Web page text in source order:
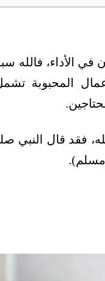
الأداء، فالله
المحبوبة تشمل
فقد قال النبي